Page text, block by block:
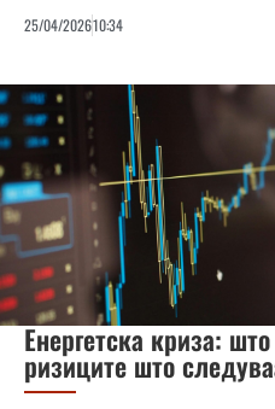
25/04/202610:34
Енергетска криза:
ризиците што